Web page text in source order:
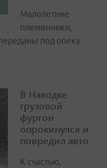
Малолетние
племянники,
под опеку
В Находке
грузовой
фургон
опрокинулся и
повредил авто
К счастью,